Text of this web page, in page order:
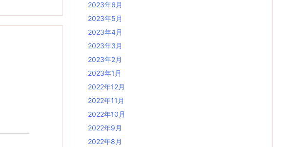
2023年6月
2023年5月
2023年4月
2023年3月
2023年2月
2023年1月
2022年12月
2022年11月
2022年10月
2022年9月
2022年8月